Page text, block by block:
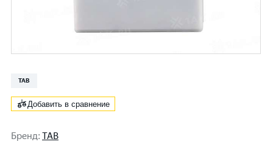
TAB
Добавить в сравнение
Бренд: TAB